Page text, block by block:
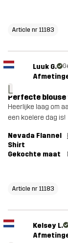
Article nr 11183
L
Luuk G.
Perfecte
Heerlijke laag om
een koelere dag is!
Nevada Flannel
Shirt
Gekochte maat
Article nr 11183
Kelsey L.